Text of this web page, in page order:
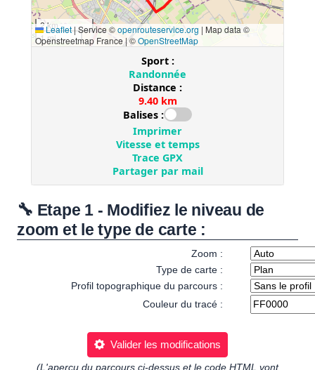
🔧 Etape 1 - Modifiez le niveau de
zoom et le type de carte :
Zoom :
Type de carte :
Profil topographique du parcours :
Couleur du tracé :
Valider les modifications
(L'aperçu du parcours ci-dessus et le code HTML vont